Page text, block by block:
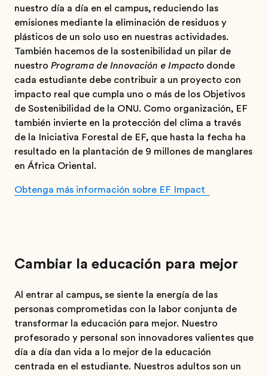
nuestro día a día en el campus, reduciendo las
emisiones mediante la eliminación de residuos y
plásticos de un solo uso en nuestras actividades.
También hacemos de la sostenibilidad un pilar de
nuestro Programa de Innovación e Impacto donde
cada estudiante debe contribuir a un proyecto con
impacto real que cumpla uno o más de los Objetivos
de Sostenibilidad de la ONU. Como organización, EF
también invierte en la protección del clima a través
de la Iniciativa Forestal de EF, que hasta la fecha ha
resultado en la plantación de 9 millones de manglares
en África Oriental.
Obtenga más información sobre EF Impact
Cambiar la educación para mejor
Al entrar al campus, se siente la energía de las
personas comprometidas con la labor conjunta de
transformar la educación para mejor. Nuestro
profesorado y personal son innovadores valientes que
día a día dan vida a lo mejor de la educación
centrada en el estudiante. Nuestros adultos son un